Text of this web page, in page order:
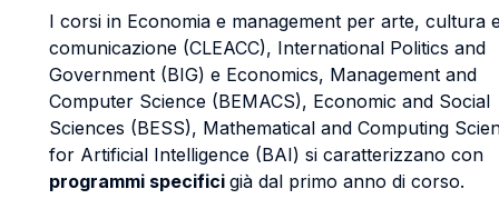
I corsi in Economia e management per arte, cultura
comunicazione (CLEACC), International Politics and
Government (BIG) e Economics, Management and
Computer Science (BEMACS), Economic and Social
Sciences (BESS), Mathematical and Computing
for Artificial Intelligence (BAI) si caratterizzano con
programmi specifici già dal primo anno di corso.